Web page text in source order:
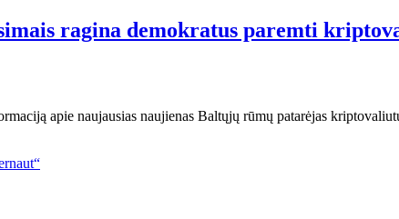
ragina demokratus paremti
apie naujausias naujienas Baltųjų rūmų patarėjas